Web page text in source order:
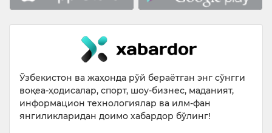
Ўзбекистон ва жаҳонда рўй бераётган энг сўнгги
воқеа-ҳодисалар, спорт, шоу-бизнес, маданият,
информацион технологиялар ва илм-фан
янгиликларидан доимо хабардор бўлинг!